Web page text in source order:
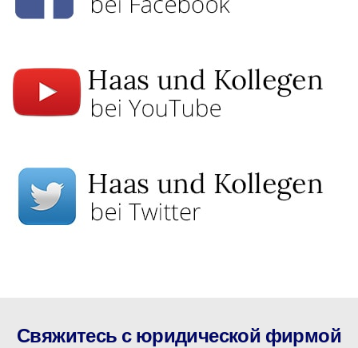
Свяжитесь с юридической фирмой